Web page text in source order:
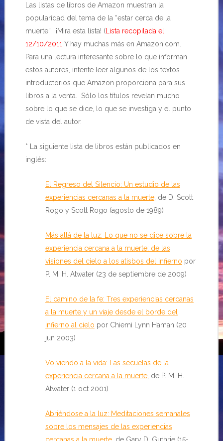
Las listas de libros de Amazon muestran la
popularidad del tema de la “estar cerca de la
muerte”. ¡Mira esta lista! (Lista recopilada el:
12/10/2011 Y hay muchas más en Amazon.com.
Para una lectura interesante sobre lo que informan
estos autores, intente leer algunos de los textos
introductorios que Amazon proporciona para sus
libros a la venta. Sólo los títulos revelan mucho
sobre lo que se dice, lo que se investiga y el punto
de vista del autor.
* La siguiente lista de libros están publicados en
inglés:
El Regreso del Silencio: Un estudio de las
experiencias cercanas a la muerte, de D. Scott
Rogo y Scott Rogo (agosto de 1989)
Más allá de la luz: Lo que no se dice sobre la
experiencia cercana a la muerte: de las
visiones del cielo a los atisbos del infierno por
P. M. H. Atwater (23 de septiembre de 2009)
El camino de la fe: Tres experiencias cercanas
a la muerte y un viaje desde el borde del
infierno al cielo por Chiemi Lynn Haman (20
jun 2003)
Volviendo a la vida: Las secuelas de la
experiencia cercana a la muerte, de P. M. H.
Atwater (1 oct 2001)
Abriéndose a la luz: Meditaciones semanales
sobre los mensajes de las experiencias